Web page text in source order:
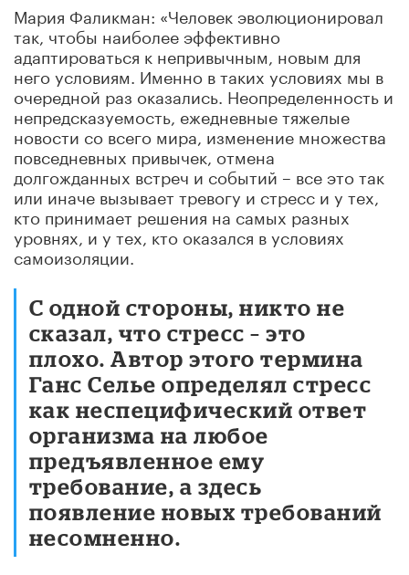
Мария Фаликман: «Человек эволюционировал
так, чтобы наиболее эффективно
адаптироваться к непривычным, новым для
него условиям. Именно в таких условиях мы в
очередной раз оказались. Неопределенность и
непредсказуемость, ежедневные тяжелые
новости со всего мира, изменение множества
повседневных привычек, отмена
долгожданных встреч и событий – все это так
или иначе вызывает тревогу и стресс и у тех,
кто принимает решения на самых разных
уровнях, и у тех, кто оказался в условиях
самоизоляции.
С одной стороны, никто не
сказал, что стресс – это
плохо. Автор этого термина
Ганс Селье определял стресс
как неспецифический ответ
организма на любое
предъявленное ему
требование, а здесь
появление новых требований
несомненно.